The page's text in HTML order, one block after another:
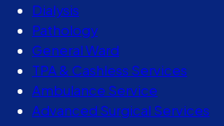
Dialysis
Pathology
General Ward
TPA & Cashless Services
Ambulance Service
Advanced Surgical Services